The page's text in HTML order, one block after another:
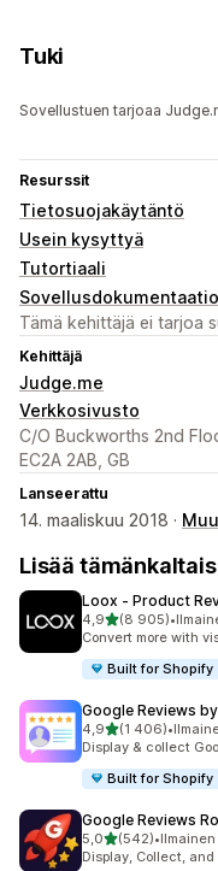
Tuki
Sovellustuen tarjoaa
Resurssit
Tietosuojakäytäntö
Usein kysyttyä
Tutortiaali
Sovellusdokumentaatio
Tämä kehittäjä ei tarjoa
Kehittäjä
Judge.me
Verkkosivusto
C/O Buckworths 2nd
EC2A 2AB, GB
Lanseerattu
14. maaliskuu 2018 ·
Lisää
Loox ‑ Product
4,9/ 5 tähteä
(8 905)
8905 arvostelua
•
Convert more with
Built for Shopify
Google Reviews
4,9/ 5 tähteä
(1 406)
1406 arvostelua
•
Display & collect
Built for Shopify
Google Reviews
5,0/ 5 tähteä
(542)
542 arvostelua
•
Display, Collect, and